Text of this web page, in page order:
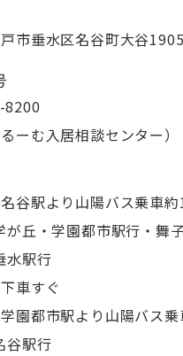
市垂水区名谷町大谷
ーむ入居相談センター）
名谷駅より山陽バス乗車
丘・学園都市駅行・舞
駅行
車すぐ
学園都市駅より山陽バス
駅行